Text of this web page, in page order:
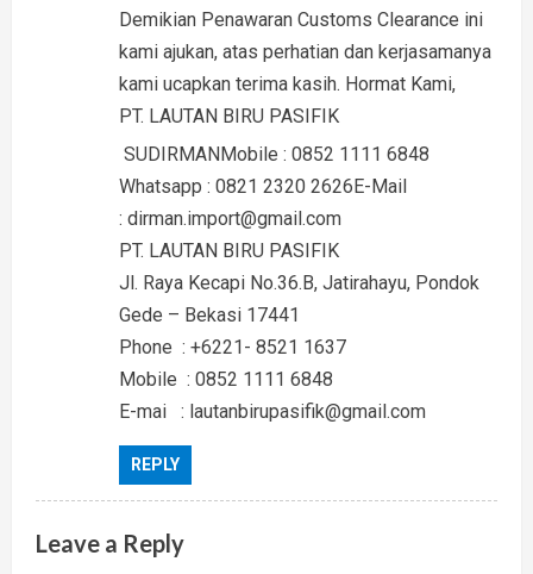
Demikian Penawaran Customs Clearance ini
kami ajukan, atas perhatian dan kerjasamanya
kami ucapkan terima kasih. Hormat Kami,
PT. LAUTAN BIRU PASIFIK
SUDIRMANMobile : 0852 1111 6848
Whatsapp : 0821 2320 2626E-Mail
: dirman.import@gmail.com
PT. LAUTAN BIRU PASIFIK
Jl. Raya Kecapi No.36.B, Jatirahayu, Pondok
Gede – Bekasi 17441
Phone : +6221- 8521 1637
Mobile : 0852 1111 6848
E-mai : lautanbirupasifik@gmail.com
REPLY
Leave a Reply